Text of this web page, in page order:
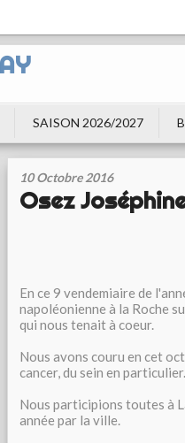
SAISON 2026/2027
10 Octobre 2016
Osez
En ce 9 vendemiaire de
napoléonienne à la Roche
qui nous tenait à coeur.
Nous avons couru en cet
cancer, du sein en particulier.
Nous participions toutes à
année par la ville.